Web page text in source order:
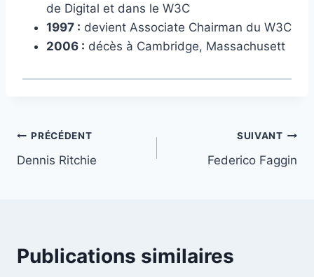
de Digital et dans le W3C
1997 : devient Associate Chairman du W3C
2006 : décès à Cambridge, Massachusett
Navigation
de
PRÉCÉDENT
Dennis Ritchie
SUIVANT
Federico Faggin
Publications similaires